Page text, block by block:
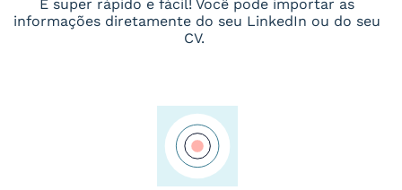
É super rápido e fácil! Você pode importar as
informações diretamente do seu LinkedIn ou do seu
CV.